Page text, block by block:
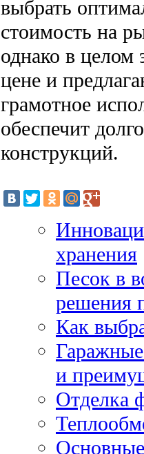
выбрать
стоимость на
однако в
цене и
грамотное
обеспечит
конструкций.
хранения
Песок в
решения
Как
и
Отделка